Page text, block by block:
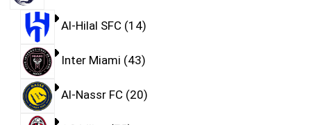
Al-Hilal SFC 14
Inter Miami 43
Al-Nassr FC 20